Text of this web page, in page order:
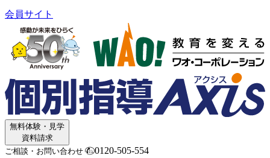
会員サイト
無料体験・見学
資料請求
ご相談・お問い合わせ
0120-505-554